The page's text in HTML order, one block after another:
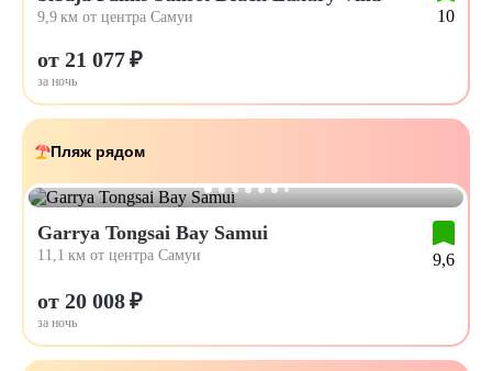
9,9 км от центра Самуи 10
от 21 077 ₽
за ночь
Пляж рядом
Garrya Tongsai Bay Samui
11,1 км от центра Самуи 9,6
от 20 008 ₽
за ночь